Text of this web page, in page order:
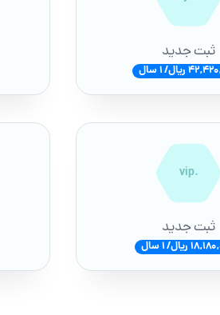
ثبت جدید
ریال/ 1 سال
.vip
ثبت جدید
ریال/ 1 سال